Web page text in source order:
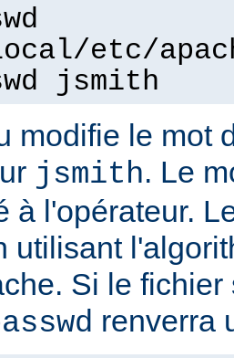
etc/
jsmith
modifie le mot
jsmith. Le
à l'opérateur.
utilisant
Si le
renverra